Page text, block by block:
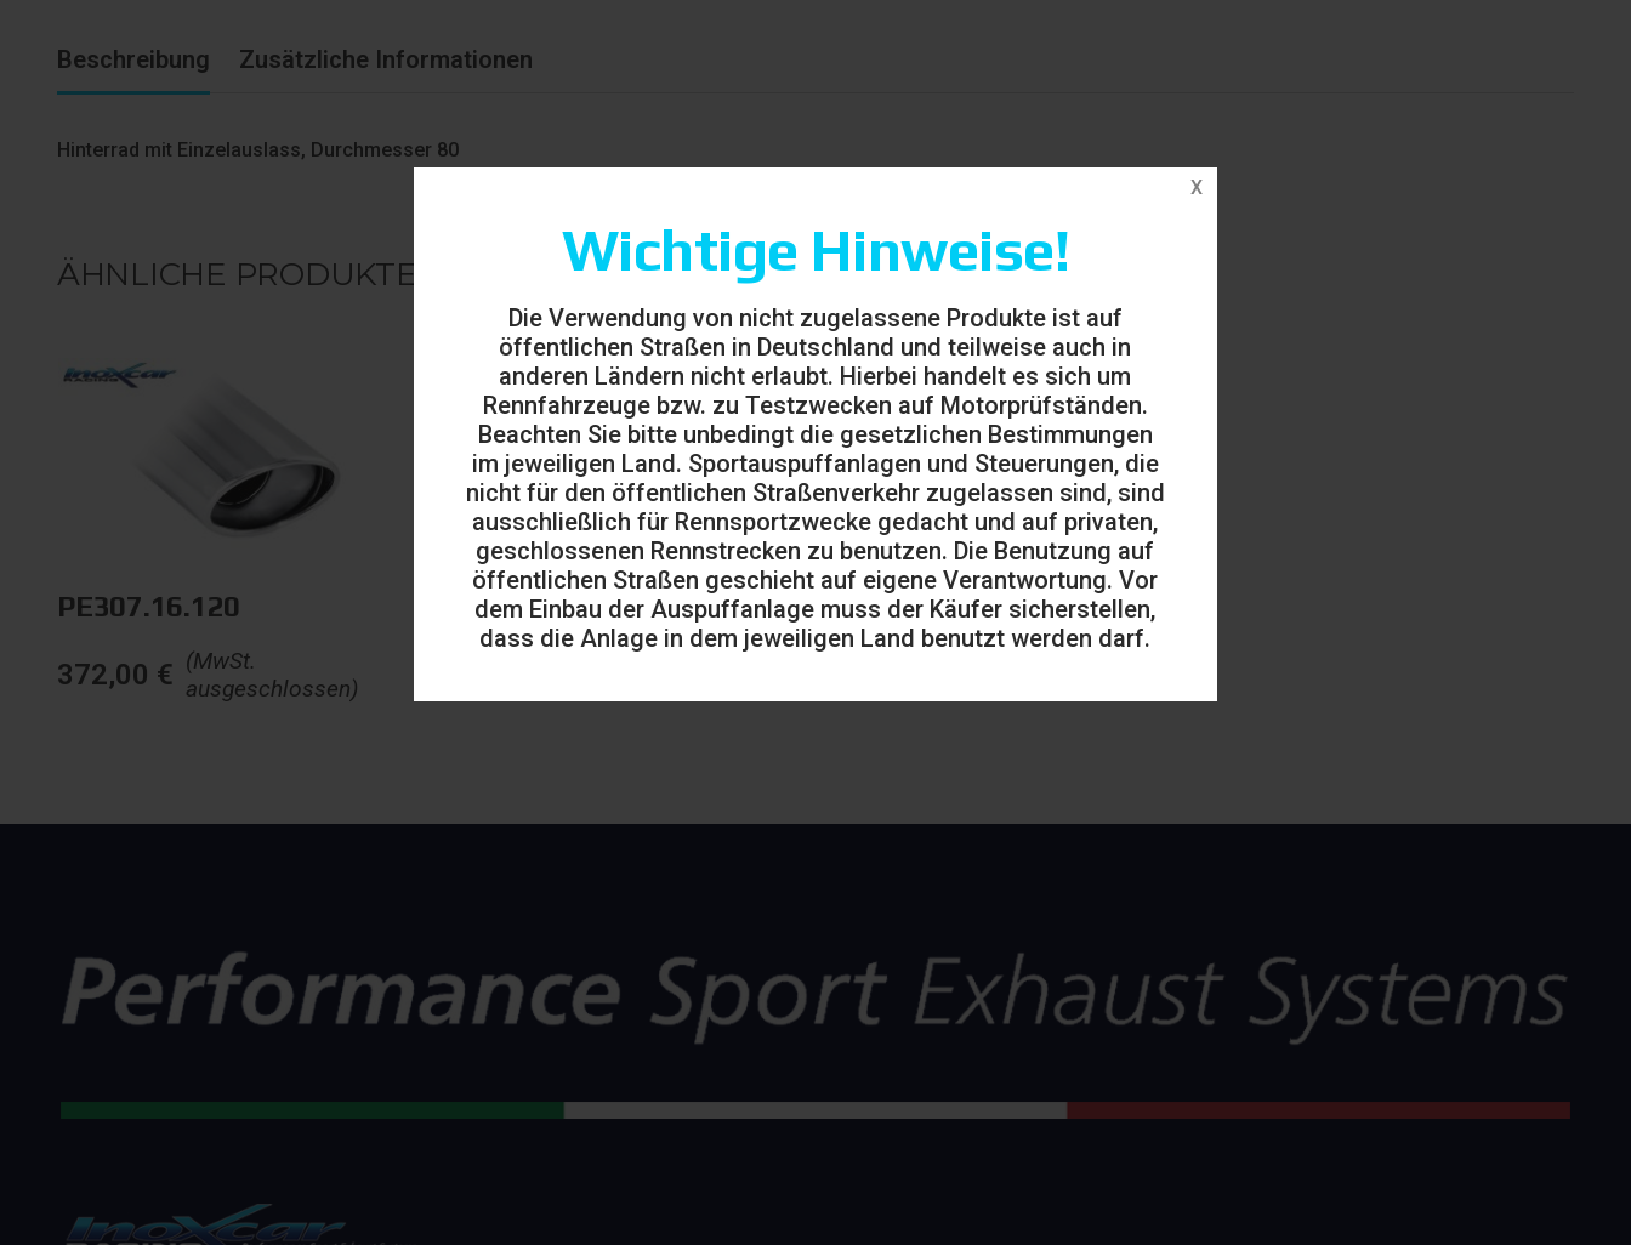
Wichtige Hinweise!
Die Verwendung von nicht zugelassene Produkte ist auf
öffentlichen Straßen in Deutschland und teilweise auch in
anderen Ländern nicht erlaubt. Hierbei handelt es sich um
Rennfahrzeuge bzw. zu Testzwecken auf Motorprüfständen.
Beachten Sie bitte unbedingt die gesetzlichen Bestimmungen
im jeweiligen Land. Sportauspuffanlagen und Steuerungen, die
nicht für den öffentlichen Straßenverkehr zugelassen sind, sind
ausschließlich für Rennsportzwecke gedacht und auf privaten,
geschlossenen Rennstrecken zu benutzen. Die Benutzung auf
öffentlichen Straßen geschieht auf eigene Verantwortung. Vor
dem Einbau der Auspuffanlage muss der Käufer sicherstellen,
dass die Anlage in dem jeweiligen Land benutzt werden darf.
Beschreibung Zusätzliche Informationen
Hinterrad mit Einzelauslass, Durchmesser 80
ÄHNLICHE PRODUKTE
PE307.16.120
(MwSt.
ausgeschlossen)
372,00 €